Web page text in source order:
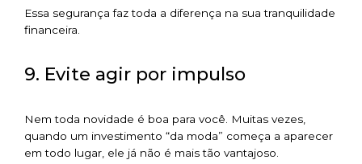
Essa segurança faz toda a diferença na sua tranquilidade
financeira.
9. Evite agir por impulso
Nem toda novidade é boa para você. Muitas vezes,
quando um investimento “da moda” começa a aparecer
em todo lugar, ele já não é mais tão vantajoso.